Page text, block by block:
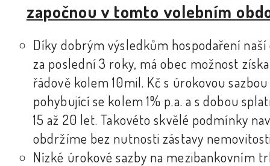
započnou v tomto volebním
Díky dobrým výsledkům hospodaření naší
za poslední 3 roky, má obec možnost
řádově kolem 10mil. Kč s úrokovou sazbou
pohybující se kolem 1% p.a. a s dobou
15 až 20 let. Takovéto skvělé podmínky
obdržíme bez nutnosti zástavy
Nízké úrokové sazby na mezibankovním